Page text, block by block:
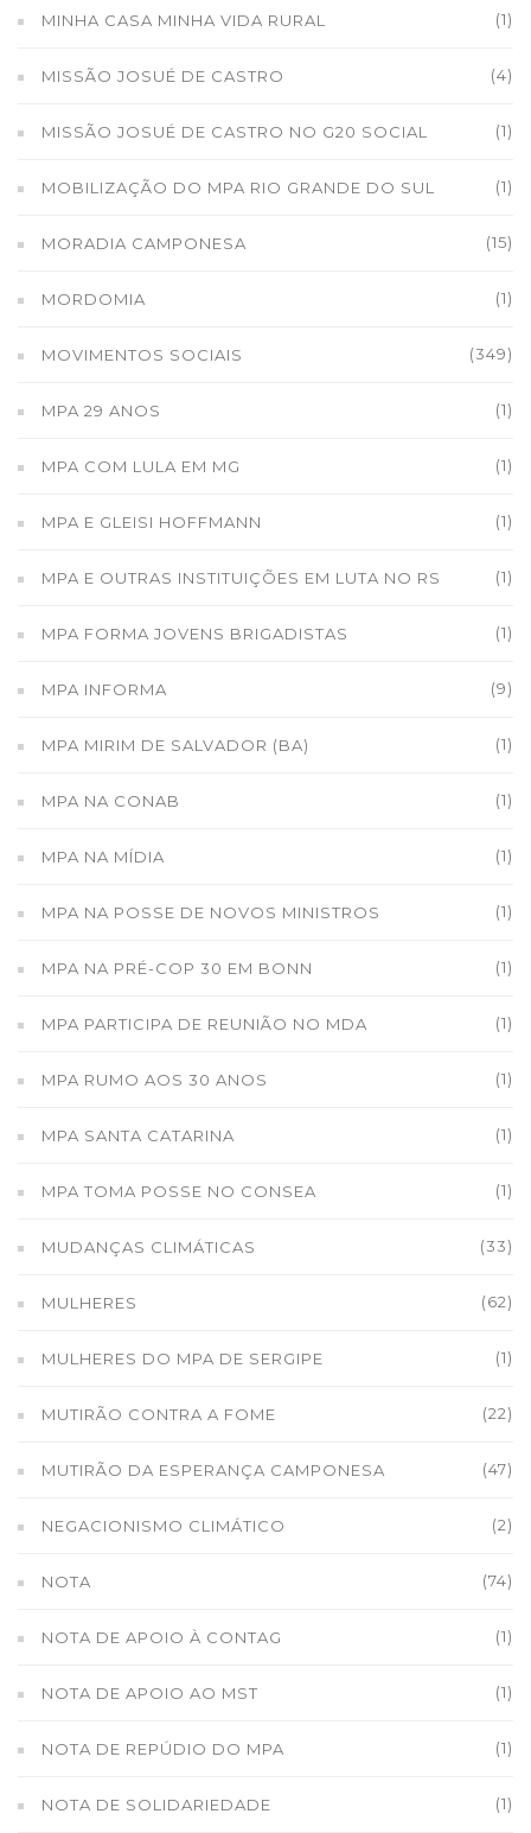
MINHA CASA MINHA VIDA RURAL (1)
MISSÃO JOSUÉ DE CASTRO (4)
MISSÃO JOSUÉ DE CASTRO NO G20 SOCIAL (1)
MOBILIZAÇÃO DO MPA RIO GRANDE DO SUL (1)
MORADIA CAMPONESA (15)
MORDOMIA (1)
MOVIMENTOS SOCIAIS (349)
MPA 29 ANOS (1)
MPA COM LULA EM MG (1)
MPA E GLEISI HOFFMANN (1)
MPA E OUTRAS INSTITUIÇÕES EM LUTA NO RS (1)
MPA FORMA JOVENS BRIGADISTAS (1)
MPA INFORMA (9)
MPA MIRIM DE SALVADOR (BA) (1)
MPA NA CONAB (1)
MPA NA MÍDIA (1)
MPA NA POSSE DE NOVOS MINISTROS (1)
MPA NA PRÉ-COP 30 EM BONN (1)
MPA PARTICIPA DE REUNIÃO NO MDA (1)
MPA RUMO AOS 30 ANOS (1)
MPA SANTA CATARINA (1)
MPA TOMA POSSE NO CONSEA (1)
MUDANÇAS CLIMÁTICAS (33)
MULHERES (62)
MULHERES DO MPA DE SERGIPE (1)
MUTIRÃO CONTRA A FOME (22)
MUTIRÃO DA ESPERANÇA CAMPONESA (47)
NEGACIONISMO CLIMÁTICO (2)
NOTA (74)
NOTA DE APOIO À CONTAG (1)
NOTA DE APOIO AO MST (1)
NOTA DE REPÚDIO DO MPA (1)
NOTA DE SOLIDARIEDADE (1)